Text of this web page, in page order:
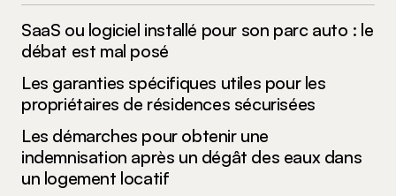
SaaS ou logiciel installé pour son parc auto : le
débat est mal posé
Les garanties spécifiques utiles pour les
propriétaires de résidences sécurisées
Les démarches pour obtenir une
indemnisation après un dégât des eaux dans
un logement locatif